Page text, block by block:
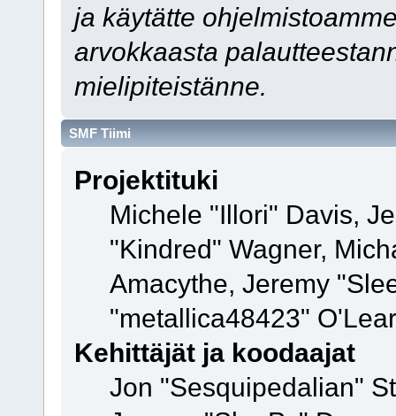
ja käytätte
arvokkaasta
mielipiteistänne.
SMF Tiimi
Projektituki
Michele "Illori" Davis,
"Kindred" Wagner,
Amacythe, Jeremy
"metallica48423"
Kehittäjät ja koodaajat
Jon "Sesquipedalian"